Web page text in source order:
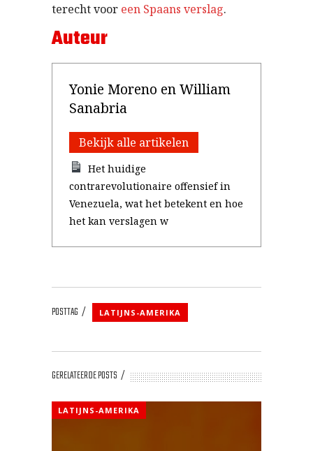
terecht voor een Spaans verslag.
Auteur
Yonie Moreno en William
Sanabria
Bekijk alle artikelen
Het huidige
contrarevolutionaire offensief in
Venezuela, wat het betekent en hoe
het kan verslagen w
POSTTAG LATIJNS-AMERIKA
GERELATEERDE POSTS
LATIJNS-AMERIKA